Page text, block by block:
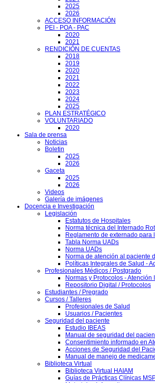
2025
2026
ACCESO INFORMACIÓN
PEI - POA - PAC
2020
2021
RENDICIÓN DE CUENTAS
2018
2019
2020
2021
2022
2023
2024
2025
PLAN ESTRATÉGICO
VOLUNTARIADO
2020
Sala de prensa
Noticias
Boletin
2025
2026
Gaceta
2025
2026
Videos
Galería de imágenes
Docencia e Investigación
Legislación
Estatutos de Hospitales
Norma técnica del Internado
Reglamento de externado para
Tabla Norma UADs
Norma UADs
Norma de atención al paciente
Políticas Integrales de Salud -
Profesionales Médicos / Postgrado
Normas y Protocolos - Atención
Repositorio Digital / Protocolos
Estudiantes / Pregrado
Cursos / Talleres
Profesionales de Salud
Usuarios / Pacientes
Seguridad del paciente
Estudio IBEAS
Manual de seguridad del
Consentimiento informado en
Acciones de Seguridad del
Manual de manejo de
Biblioteca Virtual
Biblioteca Virtual HAIAM
Guías de Prácticas Clínicas